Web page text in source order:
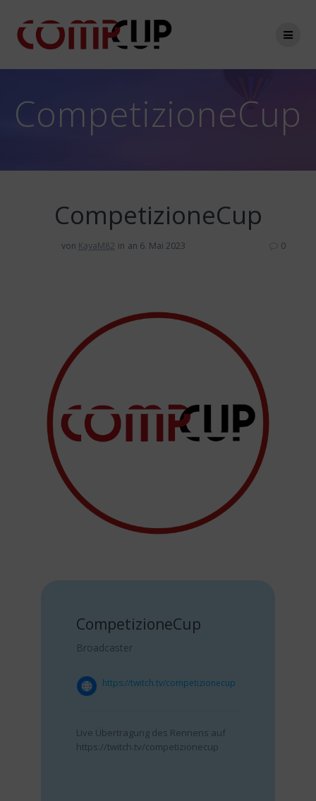
Inhalt
springen
CompetizioneCup
CompetizioneCup
von KayaM82 in an 6. Mai 2023 0
CompetizioneCup
Broadcaster
https://twitch.tv/competizionecup
Live Übertragung des Rennens auf
https://twitch.tv/competizionecup